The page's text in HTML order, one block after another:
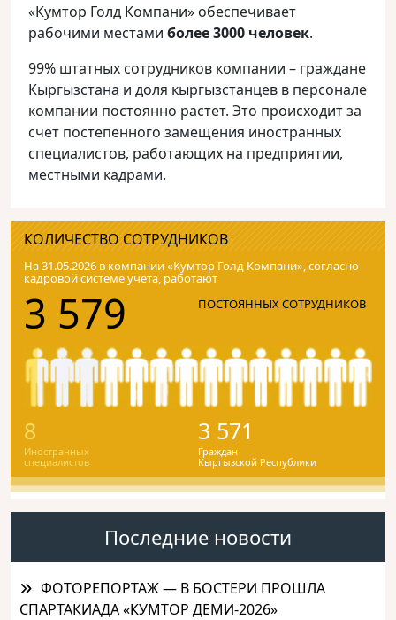
«Кумтор Голд Компани» обеспечивает
рабочими местами более 3000 человек.
99% штатных сотрудников компании – граждане
Кыргызстана и доля кыргызстанцев в персонале
компании постоянно растет. Это происходит за
счет постепенного замещения иностранных
специалистов, работающих на предприятии,
местными кадрами.
КОЛИЧЕСТВО СОТРУДНИКОВ
На 31.05.2026 в компании «Кумтор Голд Компани», согласно
кадровой системе учета, работают
3 579 ПОСТОЯННЫХ СОТРУДНИКОВ
8
Иностранных
специалистов
3 571
Граждан
Кыргызской Республики
Последние новости
ФОТОРЕПОРТАЖ — В БОСТЕРИ ПРОШЛА
СПАРТАКИАДА «КУМТОР ДЕМИ-2026»